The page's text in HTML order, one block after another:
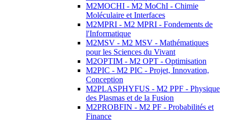
M2MOCHI - M2 MoChI - Chimie
Moléculaire et Interfaces
M2MPRI - M2 MPRI - Fondements de
l'Informatique
M2MSV - M2 MSV - Mathématiques
pour les Sciences du Vivant
M2OPTIM - M2 OPT - Optimisation
M2PIC - M2 PIC - Projet, Innovation,
Conception
M2PLASPHYFUS - M2 PPF - Physique
des Plasmas et de la Fusion
M2PROBFIN - M2 PF - Probabilités et
Finance